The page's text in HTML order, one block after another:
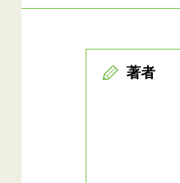
著者